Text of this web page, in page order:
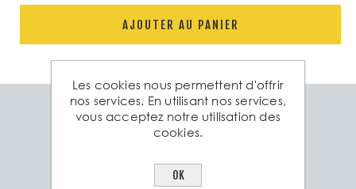
AJOUTER AU PANIER
Spéc. technique
1 Kg
Les cookies nous permettent d'offrir
nos services. En utilisant nos services,
vous acceptez notre utilisation des
cookies.
OK